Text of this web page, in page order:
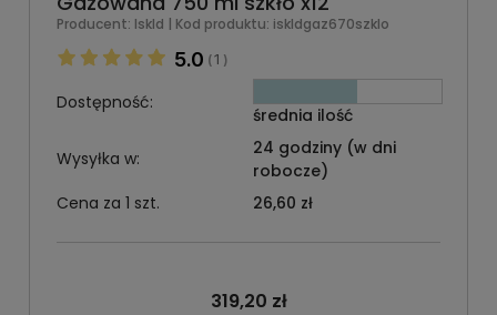
Producent: Iskld | Kod produktu: iskldgaz670szklo
5.0 (1 )
Dostępność:
średnia ilość
Wysyłka w:
24 godziny (w dni
robocze)
Cena za 1 szt.
26,60 zł
319,20 zł